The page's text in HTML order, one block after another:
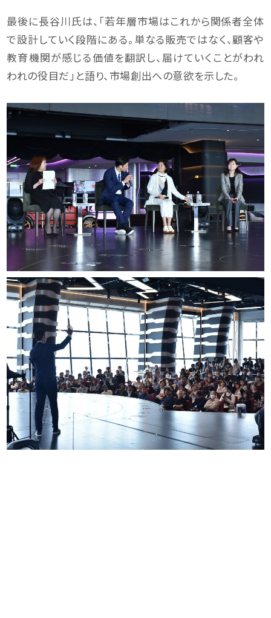
最後に長谷川氏は、「若年層市場はこれから関係者全体
で設計していく段階にある。単なる販売ではなく、顧客や
教育機関が感じる価値を翻訳し、届けていくことがわれ
われの役目だ」と語り、市場創出への意欲を示した。